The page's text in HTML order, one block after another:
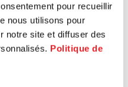
pour recueillir
nous utilisons pour
notre site et diffuser des
Politique de